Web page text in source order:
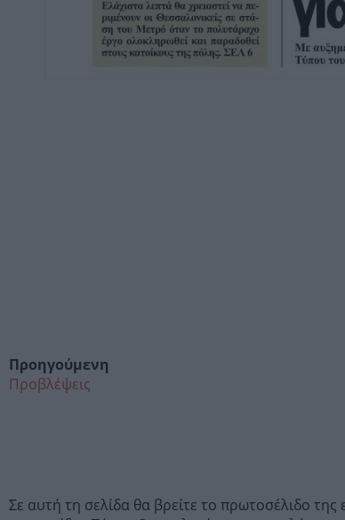
Προηγούμενη
Προβλέψεις
Σε αυτή τη σελίδα θα βρείτε το πρωτοσέλιδο